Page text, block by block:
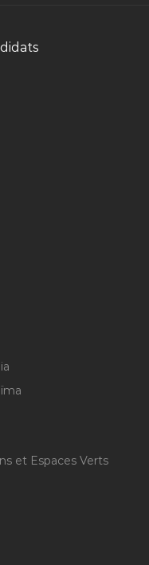
et Espaces Verts